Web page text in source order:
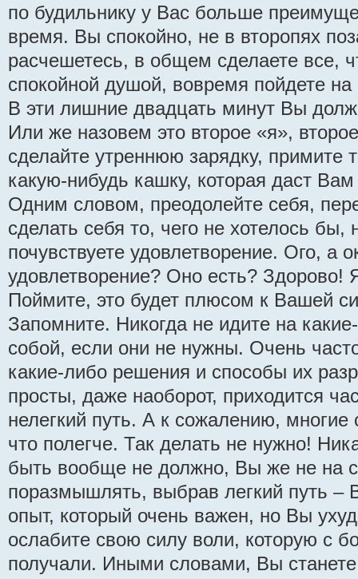
по будильнику у Вас больше
время. Вы спокойно, не в второпях
расчешетесь, в общем сделаете все,
спокойной душой, вовремя пойдете на
В эти лишние двадцать минут Вы
Или же назовем это второе «я»,
сделайте утреннюю зарядку, примите
какую-нибудь кашку, которая даст
Одним словом, преодолейте себя,
сделать себя то, чего не хотелось
почувствуете удовлетворение. Ого, а
удовлетворение? Оно есть? Здорово!
Поймите, это будет плюсом к Вашей
Запомните. Никогда не идите на
собой, если они не нужны. Очень
какие-либо решения и способы их
просты, даже наоборот, приходится
нелегкий путь. А к сожалению, многие
что полегче. Так делать не нужно!
быть вообще не должно, Вы же не на
поразмышлять, выбрав легкий путь –
опыт, который очень важен, но Вы
ослабите свою силу воли, которую с
получали. Иными словами, Вы